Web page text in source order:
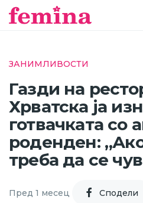
ЗАНИМЛИВОСТИ
Газди на
Хрватска ја
готвачката со
роденден:
треба да се
Пред 1 месец Cподели